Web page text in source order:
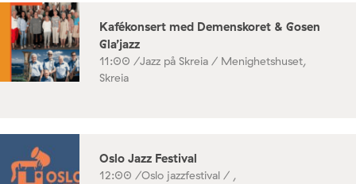
Kafékonsert med Demenskoret & Gosen
Gla’jazz
11:00 /Jazz på Skreia / Menighetshuset,
Skreia
Oslo Jazz Festival
12:00 /Oslo jazzfestival / ,